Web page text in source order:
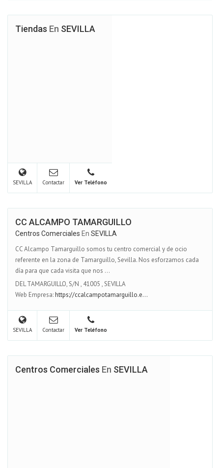
Tiendas En SEVILLA
SEVILLA Contactar Ver Teléfono
CC ALCAMPO TAMARGUILLO
Centros Comerciales En SEVILLA
CC Alcampo Tamarguillo somos tu centro comercial y de ocio
referente en la zona de Tamarguillo, Sevilla. Nos esforzamos cada
día para que cada visita que nos ...
DEL TAMARGUILLO, S/N , 41005 ,SEVILLA
Web Empresa:https://ccalcampotamarguillo.e...
SEVILLA Contactar Ver Teléfono
Centros Comerciales En SEVILLA